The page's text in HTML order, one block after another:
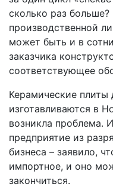
сколько раз
производственной
может быть и в
заказчика
соответствующее
Керамические
изготавливаются в
возникла проблема.
предприятие из
бизнеса – заявило,
импортное, и оно
закончиться.